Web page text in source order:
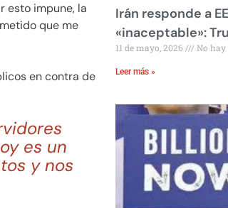
esto impune, la
que me
en contra de
es un
y nos
Irán responde a
«inaceptable»:
11 de mayo, 2026 No
Leer más »